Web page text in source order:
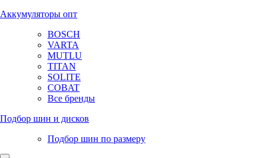
Аккумуляторы опт
BOSCH
VARTA
MUTLU
TITAN
SOLITE
COBAT
Все бренды
Подбор шин и дисков
Подбор шин по размеру